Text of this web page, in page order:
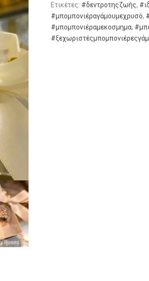
Ετικέτες: #δεντροτηςζωής,
#μπομπονιέραγάμουμεχρυσό,
#μπομπονιέραμεκοσμημα,